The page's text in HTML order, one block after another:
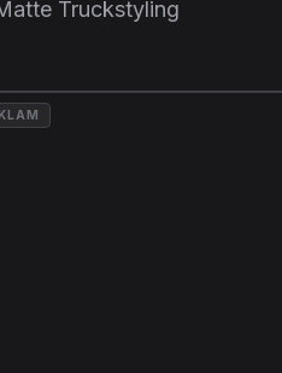
Truckstyling